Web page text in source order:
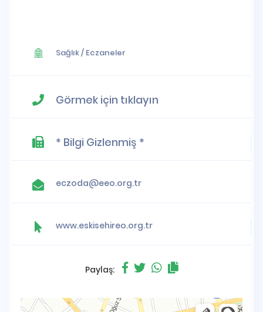
Sağlık/ Eczaneler
Görmek için tıklayın
* Bilgi Gizlenmiş *
eczoda@eeo.org.tr
www.eskisehireo.org.tr
Paylaş: